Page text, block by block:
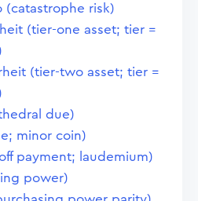
(catastrophe risk)
(tier-one asset; tier =
(tier-two asset; tier =
due)
minor coin)
payment; laudemium)
power)